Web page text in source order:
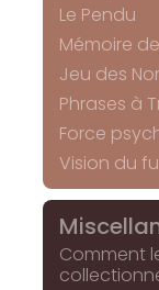
Le Pendu
Mémoire
Jeu des
Phrases à
Force
Vision du
Comment